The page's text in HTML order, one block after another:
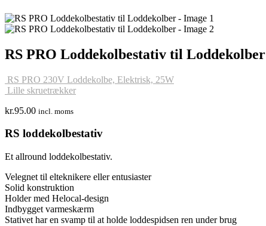
RS PRO Loddekolbestativ til Loddekolber
RS PRO 230V Loddekolbe, Elektrisk, 25W
Lille skruetrækker
kr.95.00 incl. moms
RS loddekolbestativ
Et allround loddekolbestativ.
Velegnet til elteknikere eller entusiaster
Solid konstruktion
Holder med Helocal-design
Indbygget varmeskærm
Stativet har en svamp til at holde loddespidsen ren under brug